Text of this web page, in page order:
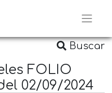
Buscar
FOLIO
02/09/2024